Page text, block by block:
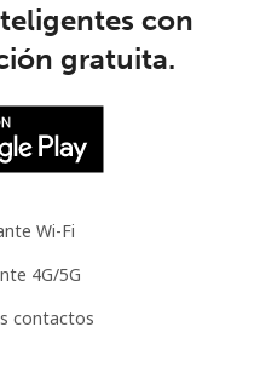
con
gratuita.
Wi-Fi
4G/5G
contactos